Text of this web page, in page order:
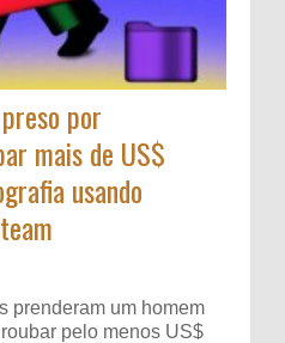
por
mais de US$
usando
prenderam um homem
pelo menos US$